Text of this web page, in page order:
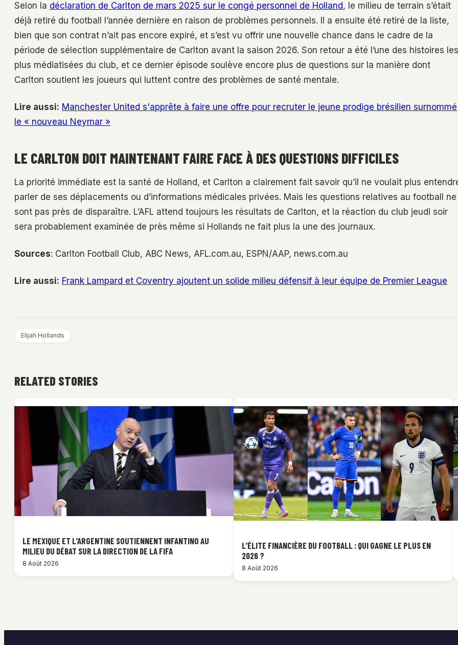
Selon la déclaration de Carlton de mars 2025 sur le congé personnel de Holland, le milieu de terrain s’était
déjà retiré du football l’année dernière en raison de problèmes personnels. Il a ensuite été retiré de la liste,
bien que son contrat n’ait pas encore expiré, et s’est vu offrir une nouvelle chance dans le cadre de la
période de sélection supplémentaire de Carlton avant la saison 2026. Son retour a été l’une des histoires les
plus médiatisées du club, et ce dernier épisode soulève encore plus de questions sur la manière dont
Carlton soutient les joueurs qui luttent contre des problèmes de santé mentale.
Lire aussi: Manchester United s'apprête à faire une offre pour recruter le jeune prodige brésilien surnommé
le « nouveau Neymar »
LE CARLTON DOIT MAINTENANT FAIRE FACE À DES QUESTIONS DIFFICILES
La priorité immédiate est la santé de Holland, et Carlton a clairement fait savoir qu’il ne voulait plus
parler de ses déplacements ou d’informations médicales privées. Mais les questions relatives au football ne
sont pas près de disparaître. L’AFL attend toujours les résultats de Carlton, et la réaction du club jeudi soir
sera probablement examinée de près même si Hollands ne fait plus la une des journaux.
Sources: Carlton Football Club, ABC News, AFL.com.au, ESPN/AAP, news.com.au
Lire aussi: Frank Lampard et Coventry ajoutent un solide milieu défensif à leur équipe de Premier League
Elijah Hollands
RELATED STORIES
LE MEXIQUE ET L’ARGENTINE SOUTIENNENT INFANTINO AU
MILIEU DU DÉBAT SUR LA DIRECTION DE LA FIFA
8 Août 2026
L’ÉLITE FINANCIÈRE DU FOOTBALL : QUI GAGNE LE PLUS EN
2026 ?
8 Août 2026